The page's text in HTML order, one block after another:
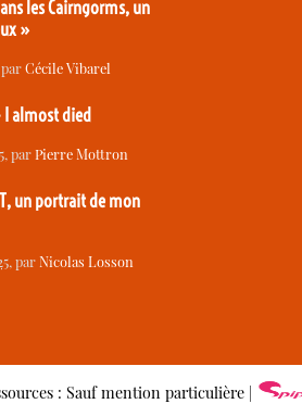
les Cairngorms, un
»
parCécile Vibarel
I almost died
, parPierre Mottron
un portrait de mon
, parNicolas Losson
: Sauf mention particulière |